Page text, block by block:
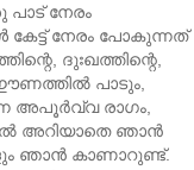
നേരം
നേരം പോകുന്നത്
ദുഃഖത്തിന്റെ,
പാടും,
അപൂര്‍വ്വ രാഗം,
അറിയാതെ ഞാന്‍
ഞാന്‍ കാണാറുണ്ട്.